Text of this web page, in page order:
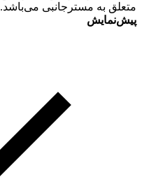
متعلق به مسترجانبی می‌باشد. Copyright © 2012 - 2026
پیش‌نمایش